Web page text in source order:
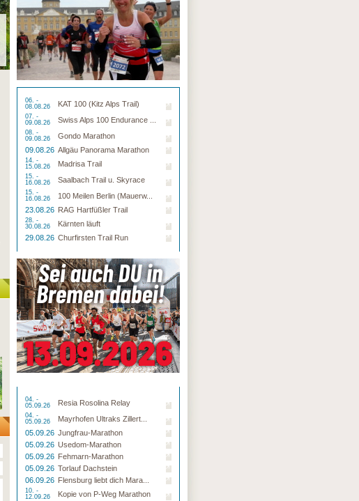
06. -
08.08.26
KAT 100 (Kitz Alps Trail)
07. -
09.08.26
Swiss Alps 100 Endurance ...
08. -
09.08.26
Gondo Marathon
09.08.26 Allgäu Panorama Marathon
14. -
15.08.26
Madrisa Trail
15. -
16.08.26
Saalbach Trail u. Skyrace
15. -
16.08.26
100 Meilen Berlin (Mauerw...
23.08.26 RAG Hartfüßler Trail
28. -
30.08.26
Kärnten läuft
29.08.26 Churfirsten Trail Run
04. -
05.09.26
Resia Rosolina Relay
04. -
05.09.26
Mayrhofen Ultraks Zillert...
05.09.26 Jungfrau-Marathon
05.09.26 Usedom-Marathon
05.09.26 Fehmarn-Marathon
05.09.26 Torlauf Dachstein
06.09.26 Flensburg liebt dich Mara...
10. -
12.09.26
Kopie von P-Weg Marathon